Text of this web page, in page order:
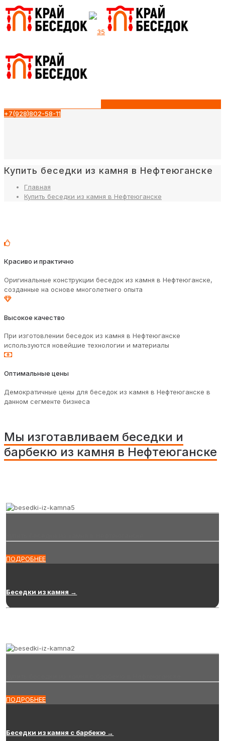
+7(928)802-58-11
Купить беседки из камня в Нефтеюганске
Главная
Купить беседки из камня в Нефтеюганске
Красиво и практично
Оригинальные конструкции беседок из камня в Нефтеюганске,
созданные на основе многолетнего опыта
Высокое качество
При изготовлении беседок из камня в Нефтеюганске
используются новейшие технологии и материалы
Оптимальные цены
Демократичные цены для беседок из камня в Нефтеюганске в
данном сегменте бизнеса
Мы изготавливаем беседки и
барбекю из камня в Нефтеюганске
ПОДРОБНЕЕ
Беседки из камня →
ПОДРОБНЕЕ
Беседки из камня с барбекю →